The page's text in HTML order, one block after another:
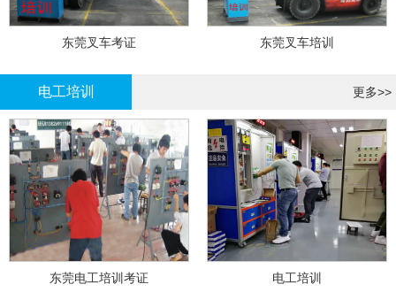
东莞叉车考证 东莞叉车培训
电工培训 更多>>
东莞电工培训考证 电工培训